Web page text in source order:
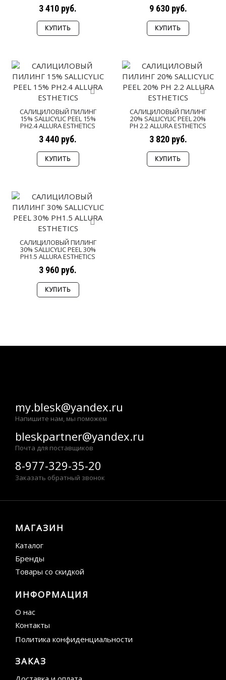
3 410 руб.
КУПИТЬ
9 630 руб.
КУПИТЬ
САЛИЦИЛОВЫЙ ПИЛИНГ
15% SALLICYLIC PEEL 15%
PH2.4 ALLURA ESTHETICS
3 440 руб.
КУПИТЬ
САЛИЦИЛОВЫЙ ПИЛИНГ
20% SALLICYLIC PEEL 20%
PH 2.2 ALLURA ESTHETICS
3 820 руб.
КУПИТЬ
САЛИЦИЛОВЫЙ ПИЛИНГ
30% SALLICYLIC PEEL 30%
PH1.5 ALLURA ESTHETICS
3 960 руб.
КУПИТЬ
my.blesk@yandex.ru
Напишите нам, мы поможем
bleskpartner@yandex.ru
Почта для поставщиков
8-977-329-35-20
Заказать обратный звонок
МАГАЗИН
Каталог
Бренды
Товары со скидкой
ИНФОРМАЦИЯ
О нас
Контакты
Политика конфиденциальности
ЗАКАЗ